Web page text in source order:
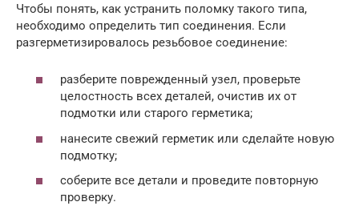
Чтобы понять, как устранить поломку такого типа,
необходимо определить тип соединения. Если
разгерметизировалось резьбовое соединение:
разберите поврежденный узел, проверьте
целостность всех деталей, очистив их от
подмотки или старого герметика;
нанесите свежий герметик или сделайте новую
подмотку;
соберите все детали и проведите повторную
проверку.